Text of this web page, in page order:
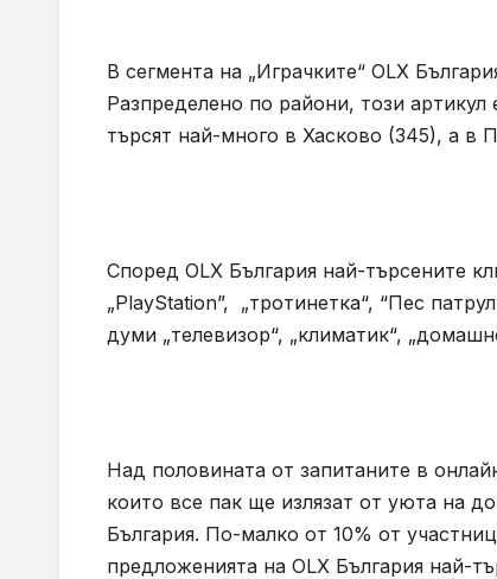
В сегмента на „Играчките“ OLX
Разпределено по райони, този
търсят най-много в Хасково (345), а в
Според OLX България най-търсените
„PlayStation”, „тротинетка“, “Пес
думи „телевизор“, „климатик“,
Над половината от запитаните в
които все пак ще излязат от уюта на
България. По-малко от 10% от
предложенията на OLX България най-